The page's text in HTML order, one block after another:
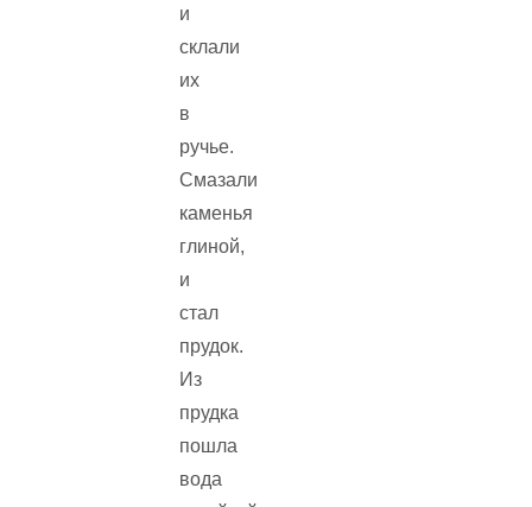
и
склали
их
в
ручье.
Смазали
каменья
глиной,
и
стал
прудок.
Из
прудка
пошла
вода